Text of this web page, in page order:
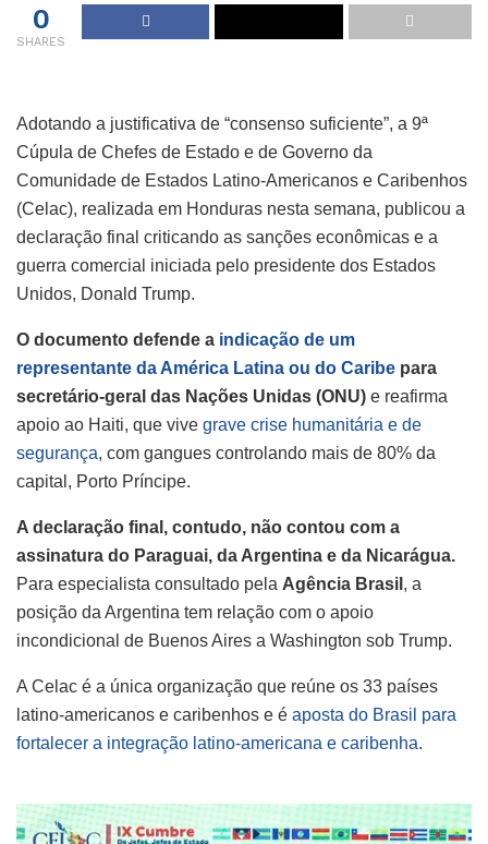
0
SHARES
Adotando a justificativa de “consenso suficiente”, a 9ª
Cúpula de Chefes de Estado e de Governo da
Comunidade de Estados Latino-Americanos e Caribenhos
(Celac), realizada em Honduras nesta semana, publicou a
declaração final criticando as sanções econômicas e a
guerra comercial iniciada pelo presidente dos Estados
Unidos, Donald Trump.
O documento defende a indicação de um
representante da América Latina ou do Caribe para
secretário-geral das Nações Unidas (ONU) e reafirma
apoio ao Haiti, que vive grave crise humanitária e de
segurança, com gangues controlando mais de 80% da
capital, Porto Príncipe.
A declaração final, contudo, não contou com a
assinatura do Paraguai, da Argentina e da Nicarágua.
Para especialista consultado pela Agência Brasil , a
posição da Argentina tem relação com o apoio
incondicional de Buenos Aires a Washington sob Trump.
A Celac é a única organização que reúne os 33 países
latino-americanos e caribenhos e é aposta do Brasil para
fortalecer a integração latino-americana e caribenha.